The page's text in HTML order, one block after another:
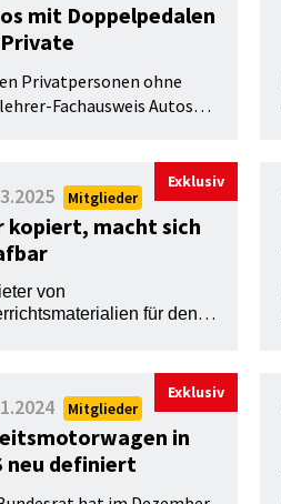
mit Doppelpedalen
Privatpersonen ohne
Fachausweis Autos
Exklusiv
Mitglieder
kopiert, macht sich
von
für den
Sind diese Materialien
geschützt?
Exklusiv
Mitglieder
in
neu definiert